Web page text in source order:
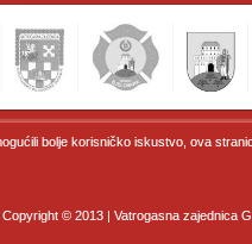
bolje korisničko iskustvo, ova
Copyright © 2013 | Vatrogasna zajednica